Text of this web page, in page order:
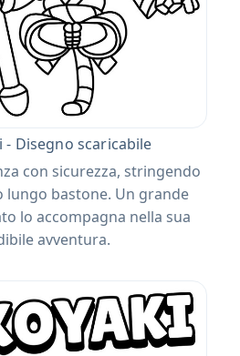
- Disegno scaricabile
con sicurezza, stringendo
lungo bastone. Un grande
lo accompagna nella sua
avventura.